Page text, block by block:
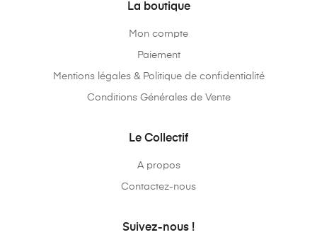
La boutique
Mon compte
Paiement
Mentions légales & Politique de confidentialité
Conditions Générales de Vente
Le Collectif
A propos
Contactez-nous
Suivez-nous !